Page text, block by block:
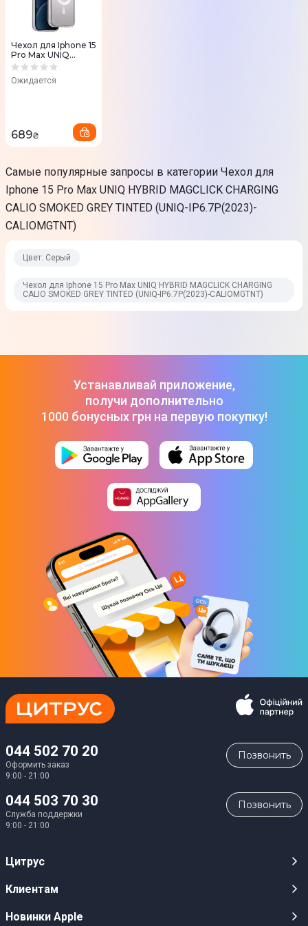
Чехол для Iphone 15
Pro Max UNIQ
HYBRID MAGCLICK
NUDE
Ожидается
689₴
Самые популярные запросы в категории Чехол для
Iphone 15 Pro Max UNIQ HYBRID MAGCLICK CHARGING
CALIO SMOKED GREY TINTED (UNIQ-IP6.7P(2023)-
CALIOMGTNT)
Цвет: Серый
Чехол для Iphone 15 Pro Max UNIQ HYBRID MAGCLICK CHARGING
CALIO SMOKED GREY TINTED (UNIQ-IP6.7P(2023)-CALIOMGTNT)
Устанавливай приложение,
получи дополнительно
1000 бонусных грн на первую покупку!
044 502 70 20
Оформить заказ
9:00 - 21:00
Позвонить
044 503 70 30
Служба поддержки
9:00 - 21:00
Позвонить
Цитрус
Карьера
Клиентам
Публичные оферты
Новинки Apple